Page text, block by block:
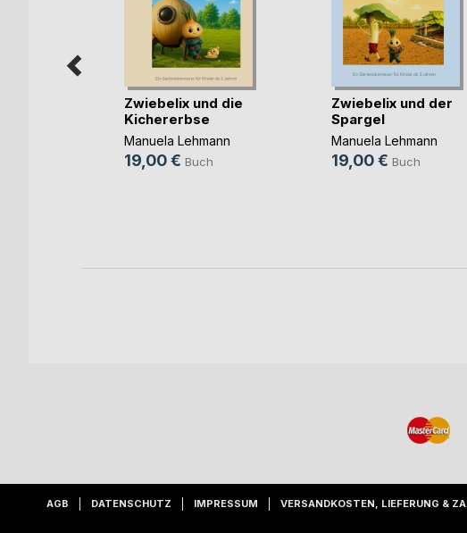
Zwiebelix und die
Kichererbse
Manuela Lehmann
19,00 € Buch
Zwiebelix und der
Spargel
Manuela Lehmann
19,00 € Buch
AGB DATENSCHUTZ IMPRESSUM VERSANDKOSTEN, LIEFERUNG &